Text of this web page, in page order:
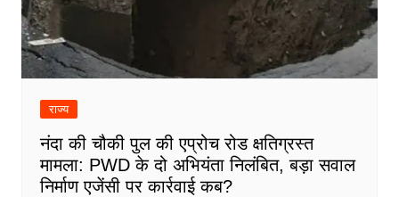
राज्य
नंदा की चौकी पुल की एप्रोच रोड क्षतिग्रस्त
मामला: PWD के दो अभियंता निलंबित, बड़ा सवाल
निर्माण एजेंसी पर कार्रवाई कब?